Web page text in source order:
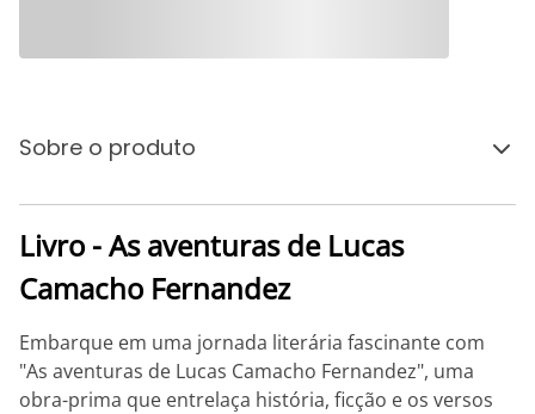
Sobre o produto
Livro - As aventuras de Lucas
Camacho Fernandez
Embarque em uma jornada literária fascinante com
"As aventuras de Lucas Camacho Fernandez", uma
obra-prima que entrelaça história, ficção e os versos